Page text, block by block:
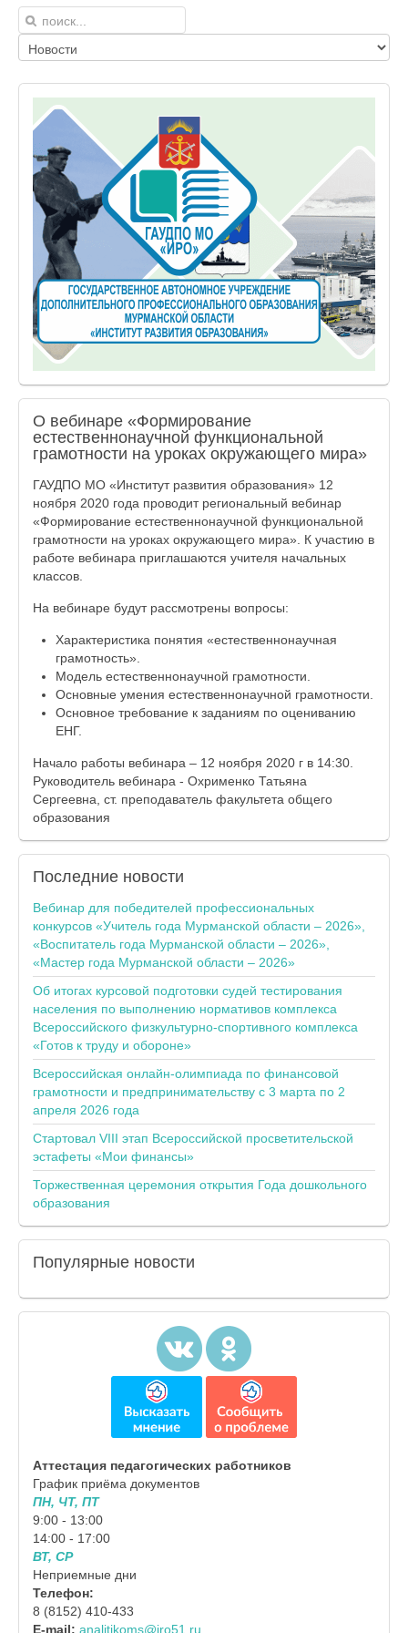
О вебинаре «Формирование
естественнонаучной функциональной
грамотности на уроках окружающего мира»
ГАУДПО МО «Институт развития образования» 12
ноября 2020 года проводит региональный вебинар
«Формирование естественнонаучной функциональной
грамотности на уроках окружающего мира». К участию в
работе вебинара приглашаются учителя начальных
классов.
На вебинаре будут рассмотрены вопросы:
Характеристика понятия «естественнонаучная
грамотность».
Модель естественнонаучной грамотности.
Основные умения естественнонаучной грамотности.
Основное требование к заданиям по оцениванию
ЕНГ.
Начало работы вебинара – 12 ноября 2020 г в 14:30.
Руководитель вебинара - Охрименко Татьяна
Сергеевна, ст. преподаватель факультета общего
образования
Последние новости
Вебинар для победителей профессиональных
конкурсов «Учитель года Мурманской области – 2026»,
«Воспитатель года Мурманской области – 2026»,
«Мастер года Мурманской области – 2026»
Об итогах курсовой подготовки судей тестирования
населения по выполнению нормативов комплекса
Всероссийского физкультурно-спортивного комплекса
«Готов к труду и обороне»
Всероссийская онлайн-олимпиада по финансовой
грамотности и предпринимательству с 3 марта по 2
апреля 2026 года
Стартовал VIII этап Всероссийской просветительской
эстафеты «Мои финансы»
Торжественная церемония открытия Года дошкольного
образования
Популярные новости
Аттестация педагогических работников
График приёма документов
ПН, ЧТ, ПТ
9:00 - 13:00
14:00 - 17:00
ВТ, СР
Неприемные дни
Телефон:
8 (8152) 410-433
E-mail: analitikoms@iro51.ru